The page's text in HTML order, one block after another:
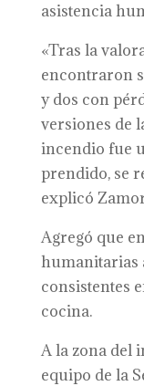
asistencia
«Tras la
encontraron
y dos con
versiones de
incendio fue
prendido, se
explicó
Agregó que
humanitarias
consistentes
cocina.
A la zona del
equipo de la